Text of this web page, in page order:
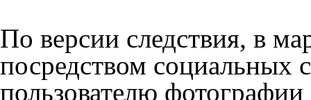
По версии следствия, в
посредством социальных
пользователю